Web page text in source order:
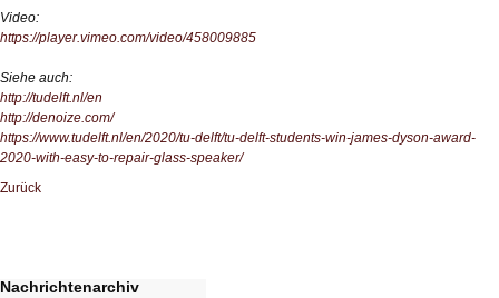
Video:
https://player.vimeo.com/video/458009885
Siehe auch:
http://tudelft.nl/en
http://denoize.com/
https://www.tudelft.nl/en/2020/tu-delft/tu-delft-students-win-james-dyson-award-
2020-with-easy-to-repair-glass-speaker/
Zurück
Nachrichtenarchiv